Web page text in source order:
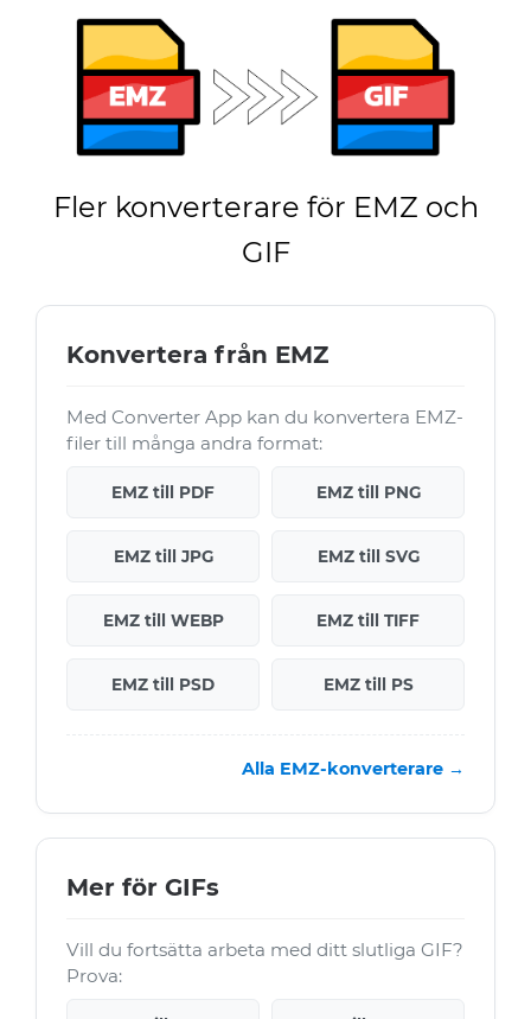
Fler konverterare för EMZ och
GIF
Konvertera från EMZ
Med Converter App kan du konvertera EMZ-
filer till många andra format:
EMZ till PDF EMZ till PNG
EMZ till JPG EMZ till SVG
EMZ till WEBP EMZ till TIFF
EMZ till PSD EMZ till PS
Alla EMZ-konverterare →
Mer för GIFs
Vill du fortsätta arbeta med ditt slutliga GIF?
Prova: